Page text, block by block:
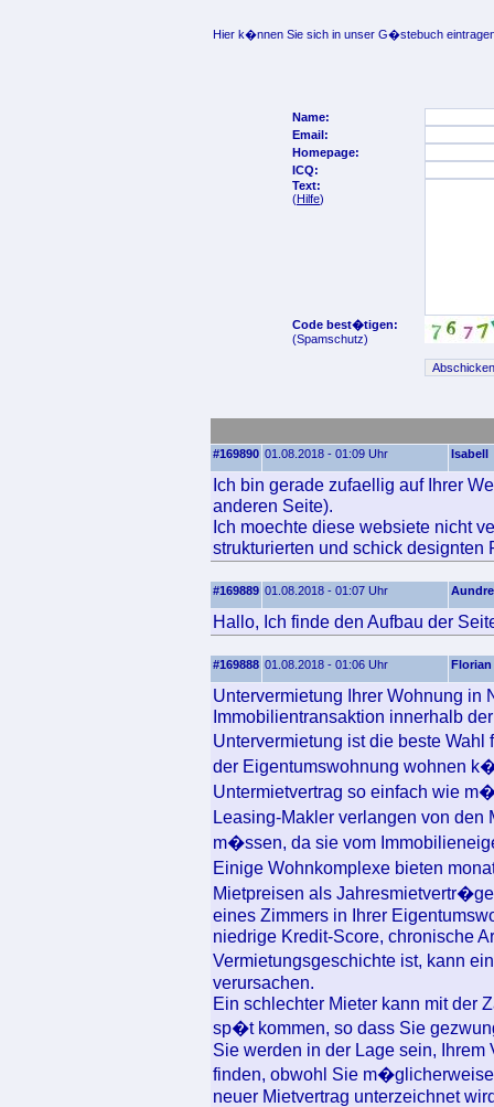
Hier k�nnen Sie sich in unser G�stebuch
Name:
Email:
Homepage:
ICQ:
Text:
(Hilfe)
Code best�tigen:
(Spamschutz)
#169890 01.08.2018 - 01:09 Uhr Isabell
Ich bin gerade zufaellig auf Ihrer
anderen Seite).
Ich moechte diese websiete nicht
strukturierten und schick designten
#169889 01.08.2018 - 01:07 Uhr
Hallo, Ich finde den Aufbau der
#169888 01.08.2018 - 01:06 Uhr Florian
Untervermietung Ihrer Wohnung in
Immobilientransaktion innerhalb
Untervermietung ist die beste
der Eigentumswohnung wohnen
Untermietvertrag so einfach wie
Leasing-Makler verlangen von
m�ssen, da sie vom
Einige Wohnkomplexe bieten
Mietpreisen als
eines Zimmers in Ihrer
niedrige Kredit-Score, chronische
Vermietungsgeschichte ist, kann
verursachen.
Ein schlechter Mieter kann mit der
sp�t kommen, so dass Sie
Sie werden in der Lage sein,
finden, obwohl Sie
neuer Mietvertrag unterzeichnet